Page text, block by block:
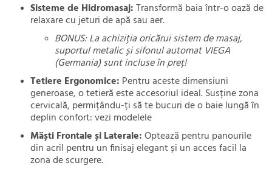
Sisteme de Hidromasaj:Transformă baia într-o oază de
relaxare cu jeturi de apă sau aer.
BONUS: La achiziția oricărui sistem de masaj,
suportul metalic și sifonul automat VIEGA
(Germania) sunt incluse în preț!
Tetiere Ergonomice: Pentru aceste dimensiuni
generoase, o tetieră este accesoriul ideal. Susține zona
cervicală, permițându-ți să te bucuri de o baie lungă în
deplin confort:vezi modelele
Măști Frontale și Laterale:Optează pentru panourile
din acril pentru un finisaj elegant și un acces facil la
zona de scurgere.